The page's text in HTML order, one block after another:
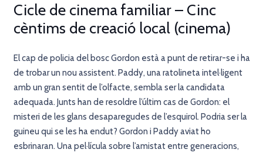
Cicle de cinema familiar – Cinc
cèntims de creació local (cinema)
El cap de policia del bosc Gordon està a punt de retirar-se i ha
de trobar un nou assistent. Paddy, una ratolineta intel·ligent
amb un gran sentit de l’olfacte, sembla ser la candidata
adequada. Junts han de resoldre l’últim cas de Gordon: el
misteri de les glans desaparegudes de l’esquirol. Podria ser la
guineu qui se les ha endut? Gordon i Paddy aviat ho
esbrinaran. Una pel·lícula sobre l’amistat entre generacions,